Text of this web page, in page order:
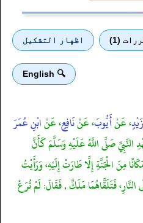
(1) اظهار التشكيل
🔍 English
، عَنْأَيُّوبَ، عَنْنَافِعٍ، عَنْابْنِ عُمَرَ
النَّبِيِّ صَلَّى اللَّهُ عَلَيْهِ وَسَلَّمَ كَأَنَّ
مِنَ الْجَنَّةِ إِلَّا طَارَتْ إِلَيْهِ، وَرَأَيْتُ
النَّارِ، فَتَلَقَّاهُمَا مَلَكٌ , فَقَالَ: لَمْ تُرَعْ